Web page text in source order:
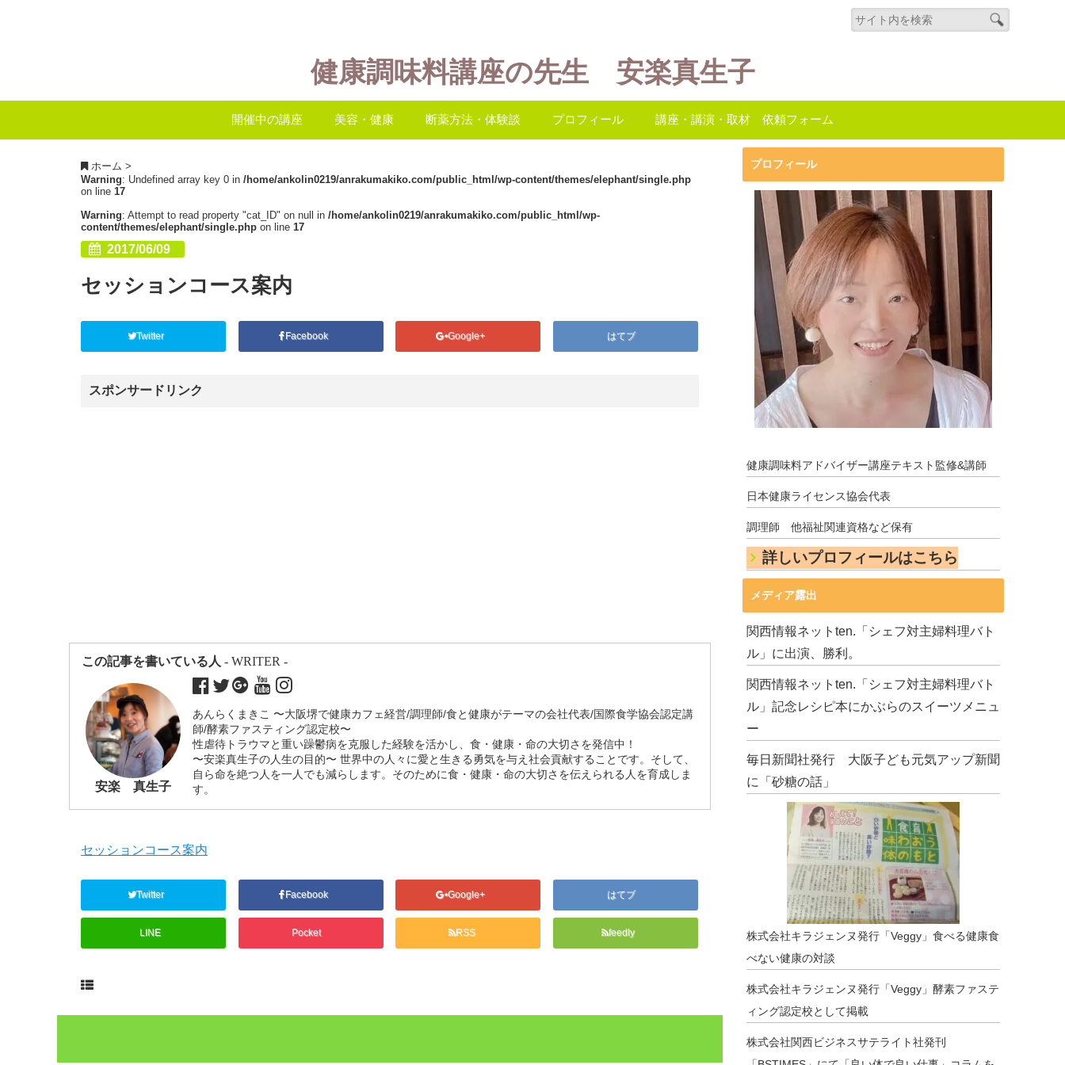
健康調味料講座の先生 安楽真生子
開催中の講座 美容・健康 断薬方法・体験談 プロフィール 講座・講演・取材 依頼フォーム
ホーム >
Warning: Undefined array key 0 in /home/ankolin0219/anrakumakiko.com/public_html/wp-content/themes/elephant/single.php
on line 17
Warning: Attempt to read property "cat_ID" on null in /home/ankolin0219/anrakumakiko.com/public_html/wp-
content/themes/elephant/single.php on line 17
2017/06/09
セッションコース案内
Twitter Facebook Google+ はてブ
スポンサードリンク
この記事を書いている人 - WRITER -
あんらくまきこ 〜大阪堺で健康カフェ経営/調理師/食と健康がテーマの会社代表/国際食学協会認定講
師/酵素ファスティング認定校〜
性虐待トラウマと重い躁鬱病を克服した経験を活かし、食・健康・命の大切さを発信中！
〜安楽真生子の人生の目的〜 世界中の人々に愛と生きる勇気を与え社会貢献することです。そして、
自ら命を絶つ人を一人でも減らします。そのために食・健康・命の大切さを伝えられる人を育成しま
す。
安楽 真生子
セッションコース案内
Twitter Facebook Google+ はてブ
LINE Pocket RSS feedly
プロフィール
健康調味料アドバイザー講座テキスト監修&講師
日本健康ライセンス協会代表
調理師 他福祉関連資格など保有
詳しいプロフィールはこちら
メディア露出
関西情報ネットten.「シェフ対主婦料理バト
ル」に出演、勝利。
関西情報ネットten.「シェフ対主婦料理バト
ル」記念レシピ本にかぶらのスイーツメニュ
ー
毎日新聞社発行 大阪子ども元気アップ新聞
に「砂糖の話」
株式会社キラジェンヌ発行「Veggy」食べる健康食
べない健康の対談
株式会社キラジェンヌ発行「Veggy」酵素ファステ
ィング認定校として掲載
株式会社関西ビジネスサテライト社発刊